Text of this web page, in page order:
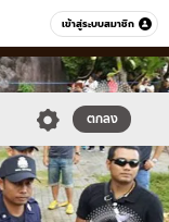
เข้าสู่ระบบสมาชิก
หมวดอื่นๆ
ตกลง